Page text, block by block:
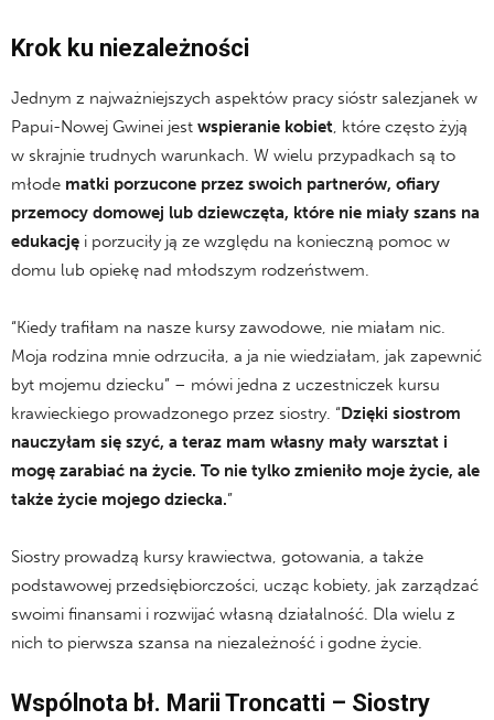
Krok ku niezależności
Jednym z najważniejszych aspektów pracy sióstr salezjanek w
Papui-Nowej Gwinei jest wspieranie kobiet, które często żyją
w skrajnie trudnych warunkach. W wielu przypadkach są to
młode matki porzucone przez swoich partnerów, ofiary
przemocy domowej lub dziewczęta, które nie miały szans na
edukację i porzuciły ją ze względu na konieczną pomoc w
domu lub opiekę nad młodszym rodzeństwem.
“Kiedy trafiłam na nasze kursy zawodowe, nie miałam nic.
Moja rodzina mnie odrzuciła, a ja nie wiedziałam, jak zapewnić
byt mojemu dziecku” – mówi jedna z uczestniczek kursu
krawieckiego prowadzonego przez siostry. “Dzięki siostrom
nauczyłam się szyć, a teraz mam własny mały warsztat i
mogę zarabiać na życie. To nie tylko zmieniło moje życie, ale
także życie mojego dziecka.”
Siostry prowadzą kursy krawiectwa, gotowania, a także
podstawowej przedsiębiorczości, ucząc kobiety, jak zarządzać
swoimi finansami i rozwijać własną działalność. Dla wielu z
nich to pierwsza szansa na niezależność i godne życie.
Wspólnota bł. Marii Troncatti – Siostry